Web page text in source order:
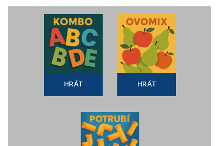
HRÁT HRÁT